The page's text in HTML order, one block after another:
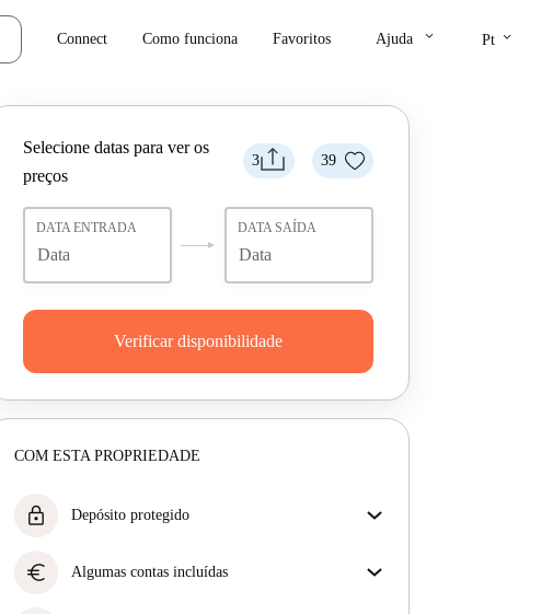
Connect Como funciona Favoritos Ajuda keyboard_arrow_down Pt keyboard_arrow_down
3 39
Selecione datas para ver os
preços
DATA ENTRADA DATA SAÍDA
Verificar disponibilidade
COM ESTA PROPRIEDADE
lock Depósito protegido
devolver o seu depósito, nós vamos fazê-lo.
euro Algumas contas incluídas